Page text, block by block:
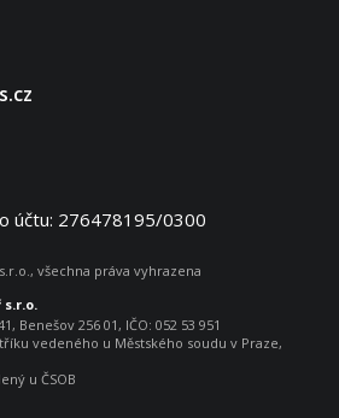
účtu: 276478195/0300
všechna práva vyhrazena
Benešov 256 01, IČO: 052 53 951
vedeného u Městského soudu v Praze,
u ČSOB